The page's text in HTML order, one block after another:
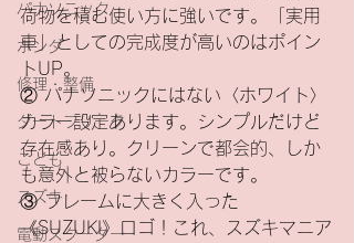
パナソニック
ホンダ
修理・整備
ダートフリーク
こども
スズキ
電動スクーター
荷物を積む使い方に強いです。「実用
車」としての完成度が高いのはポイン
トUP。
② パナソニックにはない〈ホワイト〉
カラー設定あります。シンプルだけど
存在感あり。クリーンで都会的、しか
も意外と被らないカラーです。
③ フレームに大きく入った
《SUZUKI》ロゴ！これ、スズキマニア